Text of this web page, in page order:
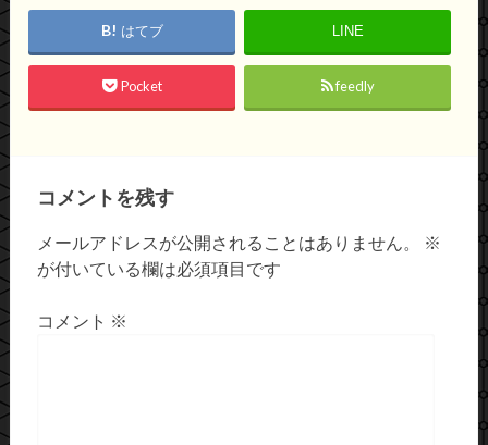
はてブ LINE
Pocket feedly
コメントを残す
メールアドレスが公開されることはありません。
※
が付いている欄は必須項目です
コメント ※